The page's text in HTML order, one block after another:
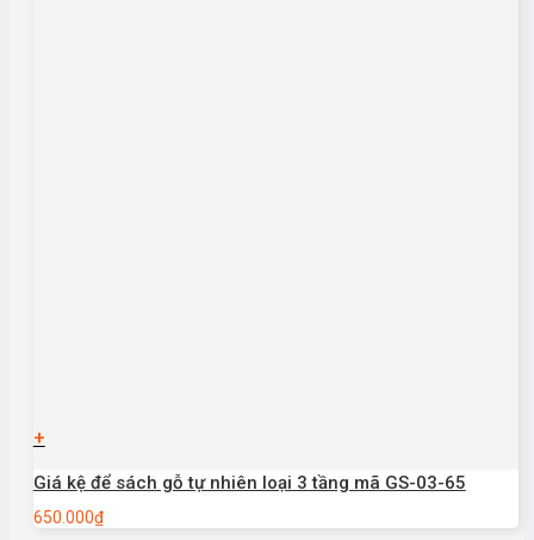
+
Giá kệ để sách gỗ tự nhiên loại 3 tầng mã GS-03-65
650.000₫